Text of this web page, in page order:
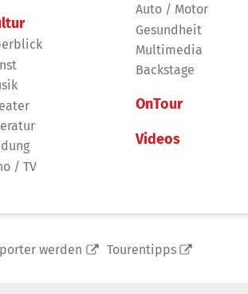
/ TV
Auto / Motor
Gesundheit
Multimedia
Backstage
OnTour
Videos
werden Tourentipps